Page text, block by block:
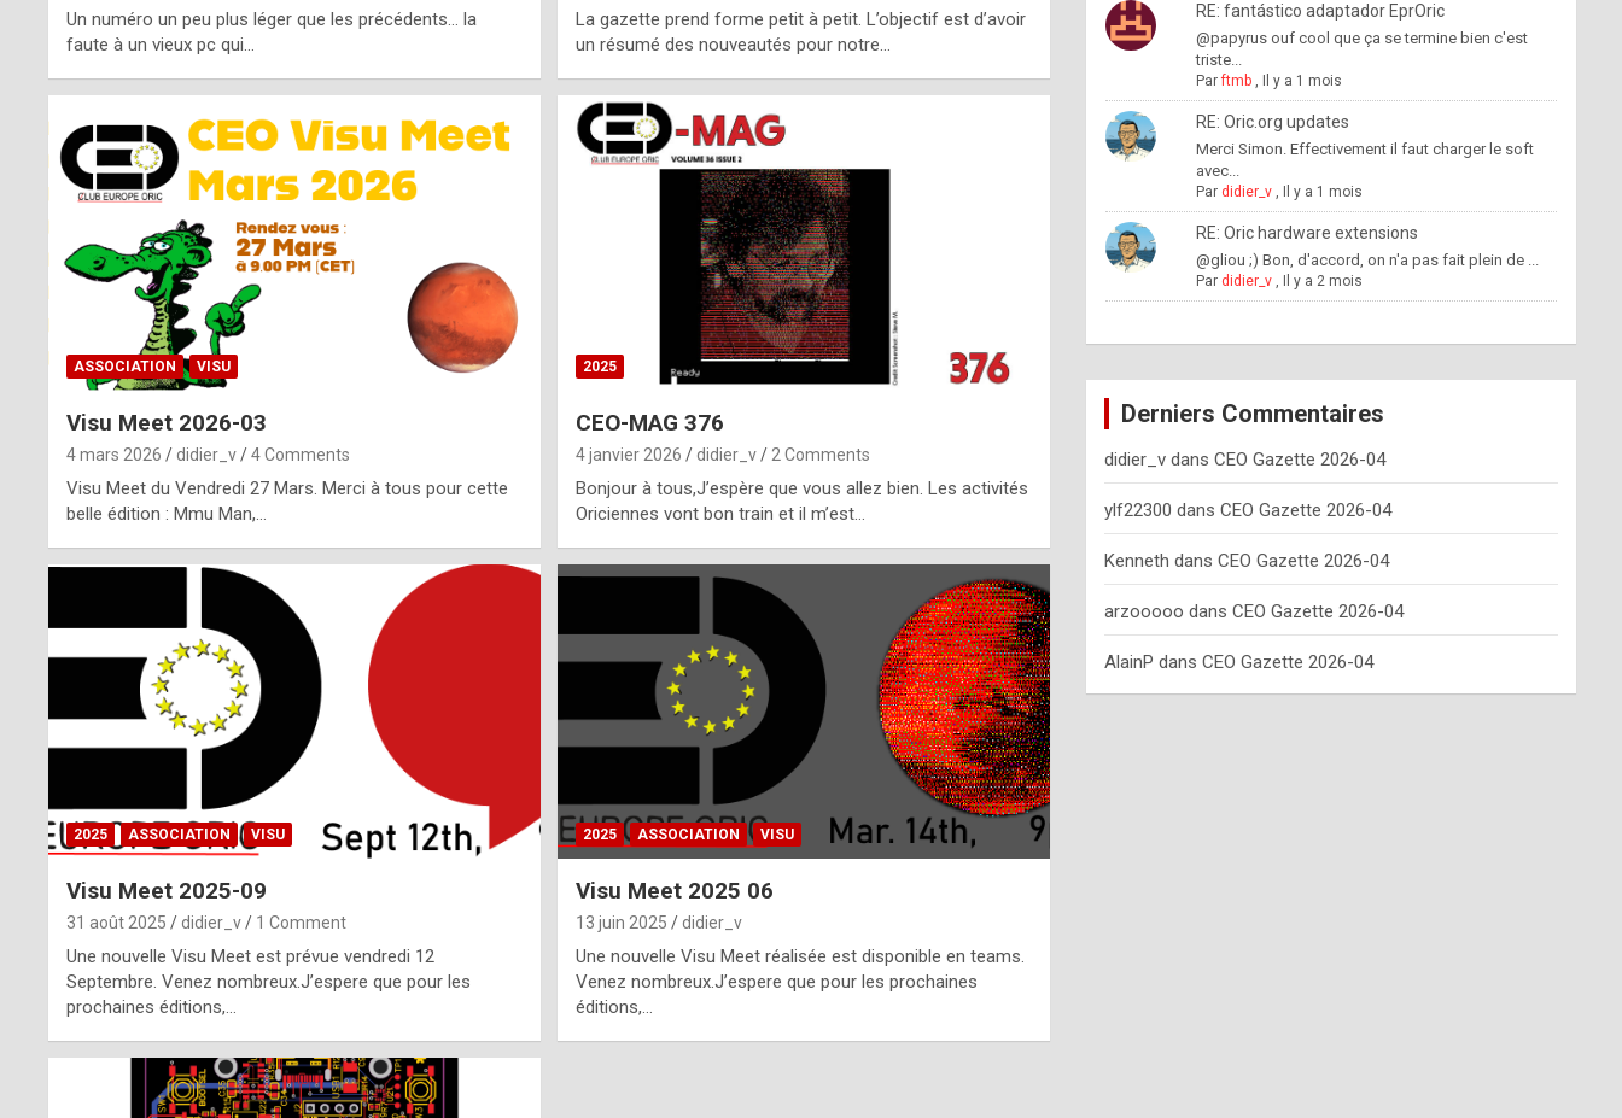
m
Un numéro un peu plus léger que les précédents… la
faute à un vieux pc qui…
La gazette prend forme petit à petit. L’objectif est d’avoir
un résumé des nouveautés pour notre…
ASSOCIATION VISU
Visu Meet 2026-03
4 mars 2026 didier_v 4 Comments
Visu Meet du Vendredi 27 Mars. Merci à tous pour cette
belle édition : Mmu Man,…
2025
CEO-MAG 376
4 janvier 2026 didier_v 2 Comments
Bonjour à tous,J’espère que vous allez bien. Les activités
Oriciennes vont bon train et il m’est…
2025 ASSOCIATION VISU
Visu Meet 2025-09
31 août 2025 didier_v 1 Comment
Une nouvelle Visu Meet est prévue vendredi 12
Septembre. Venez nombreux.J’espere que pour les
prochaines éditions,…
2025 ASSOCIATION VISU
Visu Meet 2025 06
13 juin 2025 didier_v
Une nouvelle Visu Meet réalisée est disponible en teams.
Venez nombreux.J’espere que pour les prochaines
éditions,…
RE: fantástico adaptador EprOric
@papyrus ouf cool que ça se termine bien c'est
triste...
Parftmb, Il y a 1 mois
RE: Oric.org updates
Merci Simon. Effectivement il faut charger le soft
avec...
Par didier_v, Il y a 1 mois
RE: Oric hardware extensions
@gliou ;) Bon, d'accord, on n'a pas fait plein de ...
Par didier_v, Il y a 2 mois
Derniers Commentaires
didier_vdans CEO Gazette 2026-04
ylf22300 dans CEO Gazette 2026-04
Kenneth dans CEO Gazette 2026-04
arzooooo dans CEO Gazette 2026-04
AlainP dans CEO Gazette 2026-04